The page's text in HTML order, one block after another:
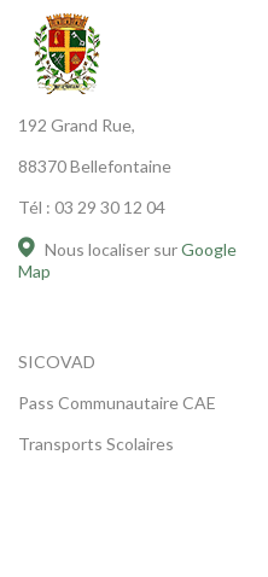
192 Grand Rue,
88370 Bellefontaine
Tél : 03 29 30 12 04
Nous localiser surGoogle
Map
SICOVAD
Pass Communautaire CAE
Transports Scolaires